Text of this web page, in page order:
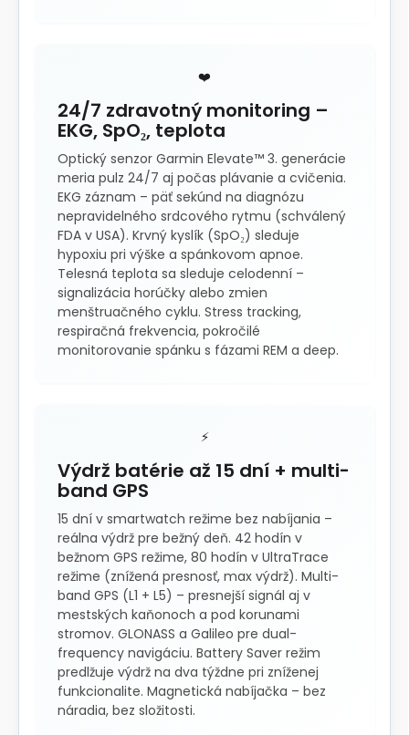
❤️
24/7 zdravotný monitoring –
EKG, SpO₂, teplota
Optický senzor Garmin Elevate™ 3. generácie
meria pulz 24/7 aj počas plávanie a cvičenia.
EKG záznam – päť sekúnd na diagnózu
nepravidelného srdcového rytmu (schválený
FDA v USA). Krvný kyslík (SpO₂) sleduje
hypoxiu pri výške a spánkovom apnoe.
Telesná teplota sa sleduje celodenní –
signalizácia horúčky alebo zmien
menštruačného cyklu. Stress tracking,
respiračná frekvencia, pokročilé
monitorovanie spánku s fázami REM a deep.
⚡
Výdrž batérie až 15 dní + multi-
band GPS
15 dní v smartwatch režime bez nabíjania –
reálna výdrž pre bežný deň. 42 hodín v
bežnom GPS režime, 80 hodín v UltraTrace
režime (znížená presnosť, max výdrž). Multi-
band GPS (L1 + L5) – presnejší signál aj v
mestských kaňonoch a pod korunami
stromov. GLONASS a Galileo pre dual-
frequency navigáciu. Battery Saver režim
predlžuje výdrž na dva týždne pri zníženej
funkcionalite. Magnetická nabíjačka – bez
náradia, bez složitosti.